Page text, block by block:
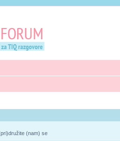
(nam) se